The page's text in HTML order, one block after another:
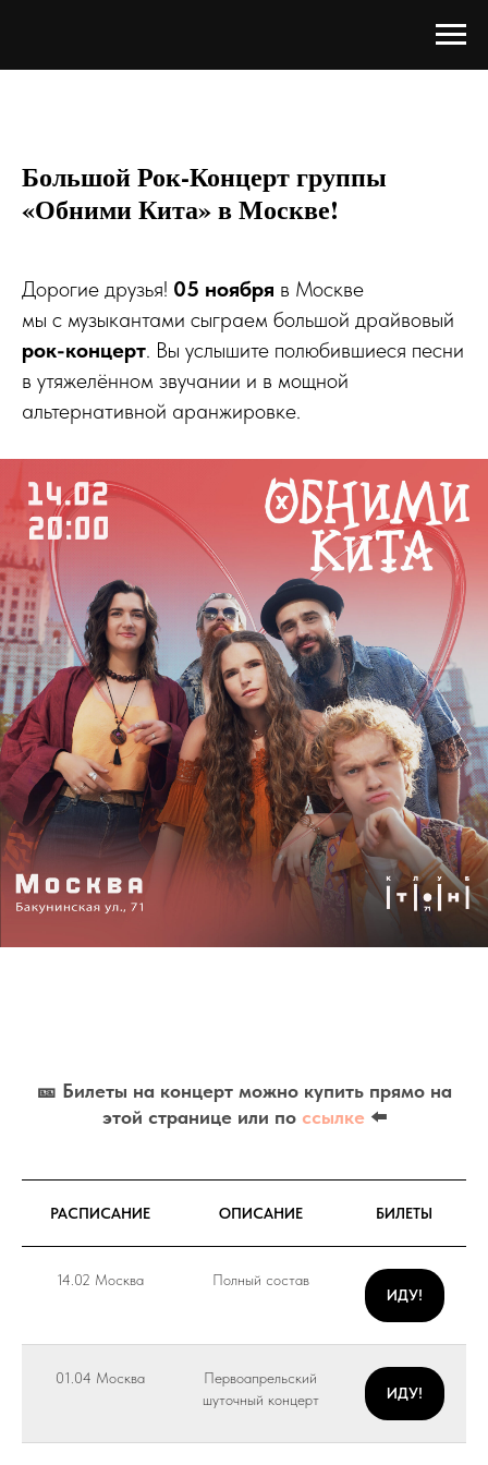
Большой Рок-Концерт группы
«Обними Кита» в Москве!
Дорогие друзья! 05 ноября в Москве
мы с музыкантами сыграем большой драйвовый
рок-концерт. Вы услышите полюбившиеся песни
в утяжелённом звучании и в мощной
альтернативной аранжировке.
🎫 Билеты на концерт можно купить прямо на
этой странице или по ссылке⬅️
РАСПИСАНИЕ ОПИСАНИЕ БИЛЕТЫ
14.02 Москва
Полный состав
ИДУ!
01.04 Москва
Первоапрельский
шуточный концерт
ИДУ!